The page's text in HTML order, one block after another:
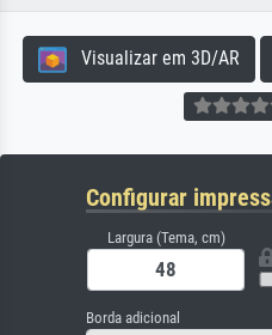
Visualizar em 3D/AR
Configurar
Largura (Tema, cm)
Borda adicional